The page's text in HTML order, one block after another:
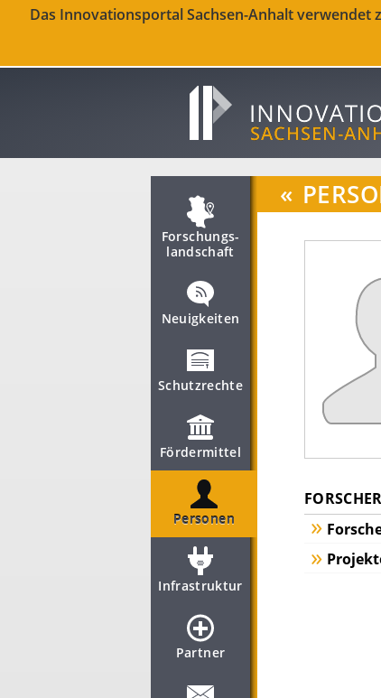
Das Innovationsportal Sachsen-Anhalt verwendet
Forschungs­
landschaft
Neuigkeiten
Schutzrechte
Fördermittel
Personen
Infrastruktur
Partner
«